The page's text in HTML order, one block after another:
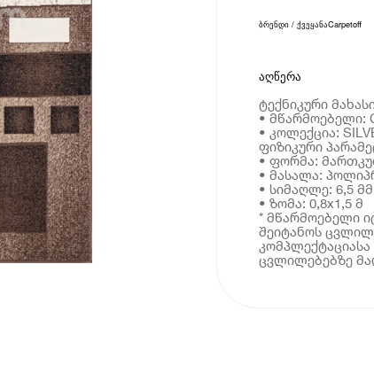
ბრენდი / ქვეყანაCarpetoff
აღწერა
ტექნიკური
• მწარმოებელი:
• კოლექცია:
ფიზიკური
• ფორმა:
• მასალა:
• სიმაღლე: 6,5 მმ
• ზომა: 0,8x1,5 მ
* მწარმოებელი
შეიტანოს
ცვლილებებზე